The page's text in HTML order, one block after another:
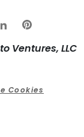
Ventures, LLC
Cookies